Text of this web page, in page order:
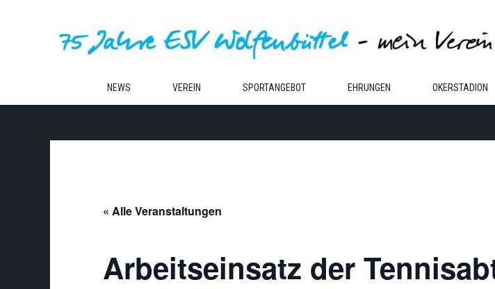
NEWS VEREIN SPORTANGEBOT EHRUNGEN OKERSTADION
« Alle Veranstaltungen
Arbeitseinsatz der